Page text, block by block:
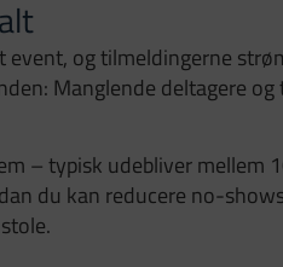
og tilmeldingerne
Manglende deltagere
– typisk udebliver mellem
du kan reducere no-